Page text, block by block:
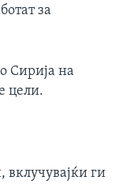
за
Сирија на
цели.
вклучувајќи ги